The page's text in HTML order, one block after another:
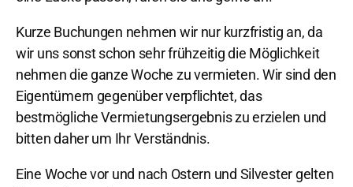
Kurze Buchungen nehmen wir nur kurzfristig an, da
wir uns sonst schon sehr frühzeitig die Möglichkeit
nehmen die ganze Woche zu vermieten. Wir sind den
Eigentümern gegenüber verpflichtet, das
bestmögliche Vermietungsergebnis zu erzielen und
bitten daher um Ihr Verständnis.
Eine Woche vor und nach Ostern und Silvester gelten